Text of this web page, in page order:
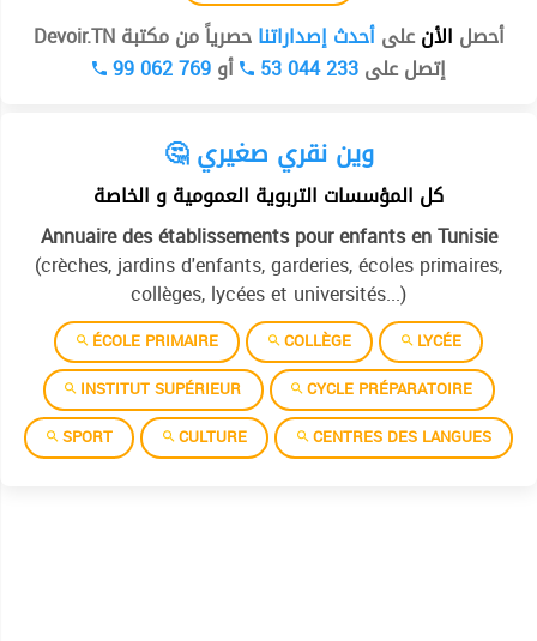
أحصل الأنعلىأحدث إصداراتناحصرياً من مكتبة Devoir.TN
إتصل على53 044 233 أو99 062 769
🤔 وين نقري صغيري
كل المؤسسات التربوية العمومية و الخاصة
Annuaire des établissements pour enfants en Tunisie
(crèches, jardins d'enfants, garderies, écoles primaires,
collèges, lycées et universités...)
ÉCOLE PRIMAIRE COLLÈGE
LYCÉE
INSTITUT SUPÉRIEUR
CYCLE PRÉPARATOIRE
SPORT
CULTURE CENTRES DES LANGUES